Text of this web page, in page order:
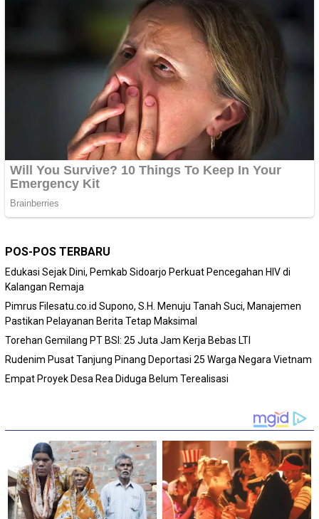
POS-POS TERBARU
Edukasi Sejak Dini, Pemkab Sidoarjo Perkuat Pencegahan HIV di
Kalangan Remaja
Pimrus Filesatu.co.id Supono, S.H. Menuju Tanah Suci, Manajemen
Pastikan Pelayanan Berita Tetap Maksimal
Torehan Gemilang PT BSI: 25 Juta Jam Kerja Bebas LTI
Rudenim Pusat Tanjung Pinang Deportasi 25 Warga Negara Vietnam
Empat Proyek Desa Rea Diduga Belum Terealisasi